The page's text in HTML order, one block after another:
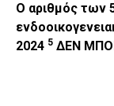
Ο αριθμός των
2024 5 ΔΕΝ